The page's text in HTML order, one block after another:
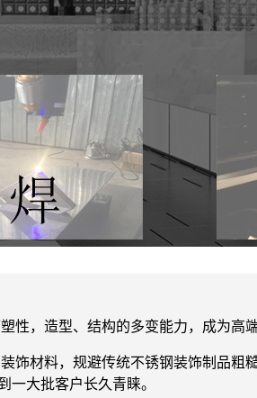
性，造型、结构的多变能力，成为高
饰材料，规避传统不锈钢装饰制品粗
一大批客户长久青睐。